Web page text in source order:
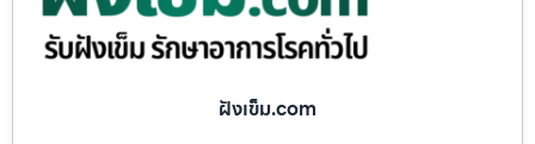
ฝังเข็ม.com